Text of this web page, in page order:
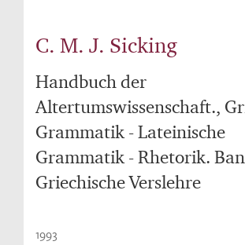
C. M. J. Sicking
Handbuch der
Altertumswissenschaft.,
Grammatik - Lateinische
Grammatik - Rhetorik.
Griechische Verslehre
1993